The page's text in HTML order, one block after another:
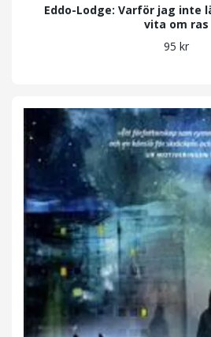
Eddo-Lodge: Varför jag inte
vita om ras
95 kr